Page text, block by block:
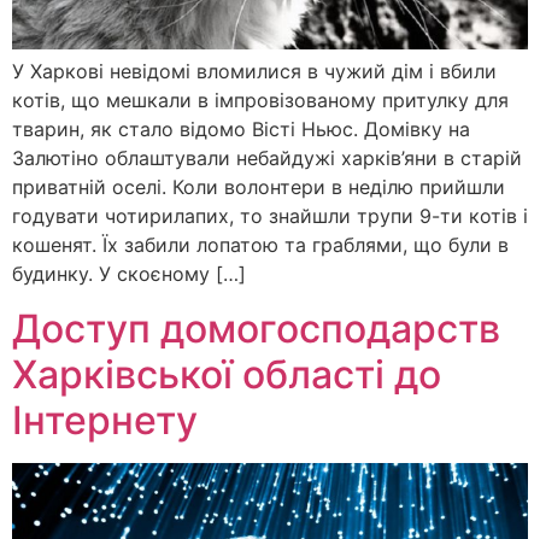
У Харкові невідомі вломилися в чужий дім і вбили
котів, що мешкали в імпровізованому притулку для
тварин, як стало відомо Вісті Ньюс. Домівку на
Залютіно облаштували небайдужі харків’яни в старій
приватній оселі. Коли волонтери в неділю прийшли
годувати чотирилапих, то знайшли трупи 9-ти котів і
кошенят. Їх забили лопатою та граблями, що були в
будинку. У скоєному […]
Доступ домогосподарств
Харківської області до
Інтернету